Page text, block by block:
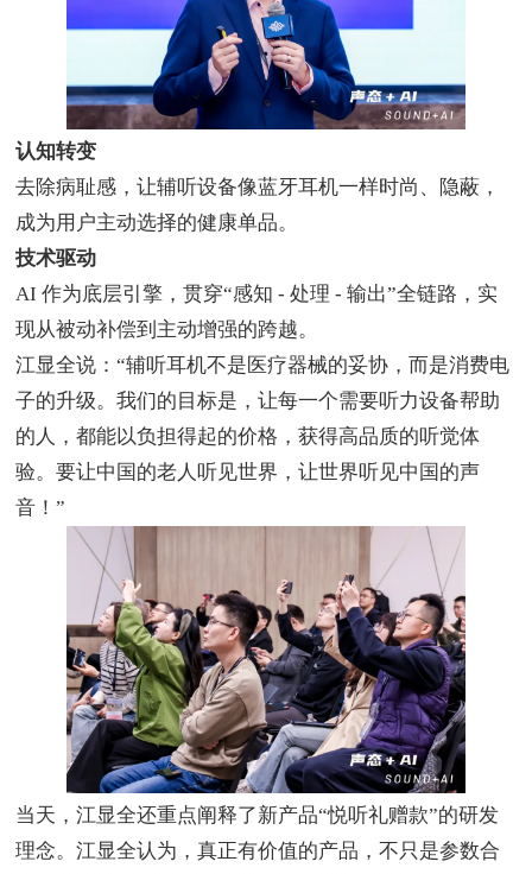
认知转变
去除病耻感，让辅听设备像蓝牙耳机一样时尚、隐蔽，
成为用户主动选择的健康单品。
技术驱动
AI作为底层引擎，贯穿“感知-处理-输出”全链路，实
现从被动补偿到主动增强的跨越。
江显全说：“辅听耳机不是医疗器械的妥协，而是消费电
子的升级。我们的目标是，让每一个需要听力设备帮助
的人，都能以负担得起的价格，获得高品质的听觉体
验。要让中国的老人听见世界，让世界听见中国的声
音！”
当天，江显全还重点阐释了新产品“悦听礼赠款”的研发
理念。江显全认为，真正有价值的产品，不只是参数合